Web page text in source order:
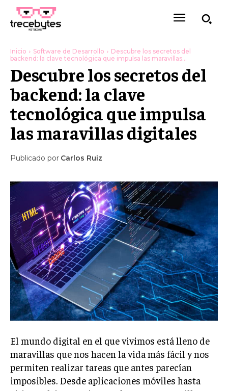
Inicio Software de Desarrollo
Descubre los secretos del
backend: la clave tecnológica que impulsa las maravillas...
Descubre los secretos del
backend: la clave
tecnológica que impulsa
las maravillas digitales
Publicado por Carlos Ruiz
El mundo digital en el que vivimos está lleno de
maravillas que nos hacen la vida más fácil y nos
permiten realizar tareas que antes parecían
imposibles. Desde aplicaciones móviles hasta